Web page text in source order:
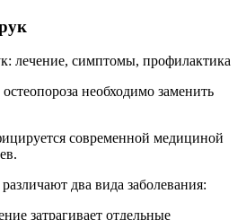
необходимо заменить
современной медициной
два вида заболевания:
затрагивает отдельные